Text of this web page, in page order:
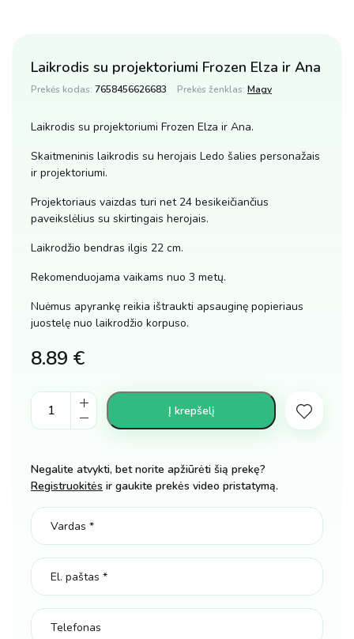
Laikrodis su projektoriumi Frozen Elza ir Ana
Prekės kodas: 7658456626683 Prekės ženklas: Magy
Laikrodis su projektoriumi Frozen Elza ir Ana.
Skaitmeninis laikrodis su herojais Ledo šalies personažais
ir projektoriumi.
Projektoriaus vaizdas turi net 24 besikeičiančius
paveikslėlius su skirtingais herojais.
Laikrodžio bendras ilgis 22 cm.
Rekomenduojama vaikams nuo 3 metų.
Nuėmus apyrankę reikia ištraukti apsauginę popieriaus
juostelę nuo laikrodžio korpuso.
8.89 €
Laikrodis
su
Elza
ir
Ana
kiekis
Į krepšelį
Negalite atvykti, bet norite apžiūrėti šią prekę?
Registruokitės ir gaukite prekės video pristatymą.